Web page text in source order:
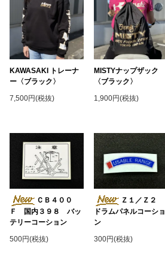
KAWASAKI トレーナ
ー〈ブラック〉
7,500円(税抜)
MISTYナップザック
〈ブラック〉
1,900円(税抜)
ＣＢ４００
Ｆ 国内３９８ バッ
テリーコーション
500円(税抜)
Ｚ１／Ｚ２
ドラムパネルコーショ
ン
300円(税抜)